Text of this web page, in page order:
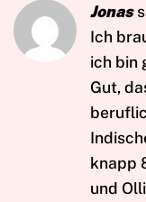
Jonas
Ich
ich bin
Gut,
knapp
und